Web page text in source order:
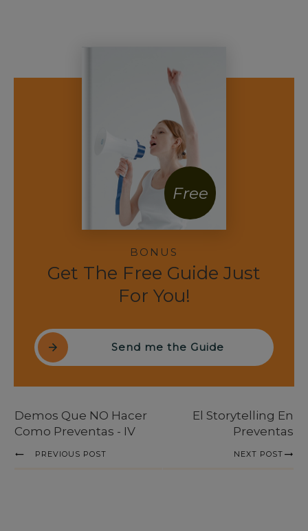
BONUS
Get The Free Guide Just
For You!
Send me the Guide
Free
Demos Que NO Hacer
Como Preventas - IV
El Storytelling En
Preventas
PREVIOUS POST NEXT POST